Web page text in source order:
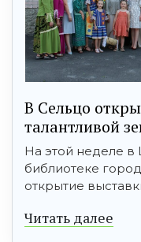
В Сельцо
талантливой
На этой неделе в
библиотеке
открытие
Читать далее